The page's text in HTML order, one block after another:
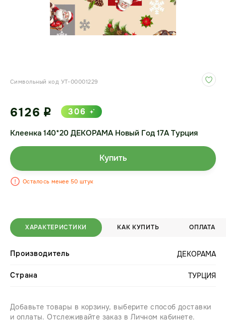
ХАРАКТЕРИСТИКИ КАК КУПИТЬ ОПЛАТА
Производитель ДЕКОРАМА
Страна ТУРЦИЯ
Добавьте товары в корзину, выберите способ доставки
и оплаты. Отслеживайте заказ в Личном кабинете.
Символьный код УТ-00001229
Клеенка 140*20 ДЕКОРАМА Новый Год 17А Турция
6126 i 306
Купить
Осталось менее 50 штук